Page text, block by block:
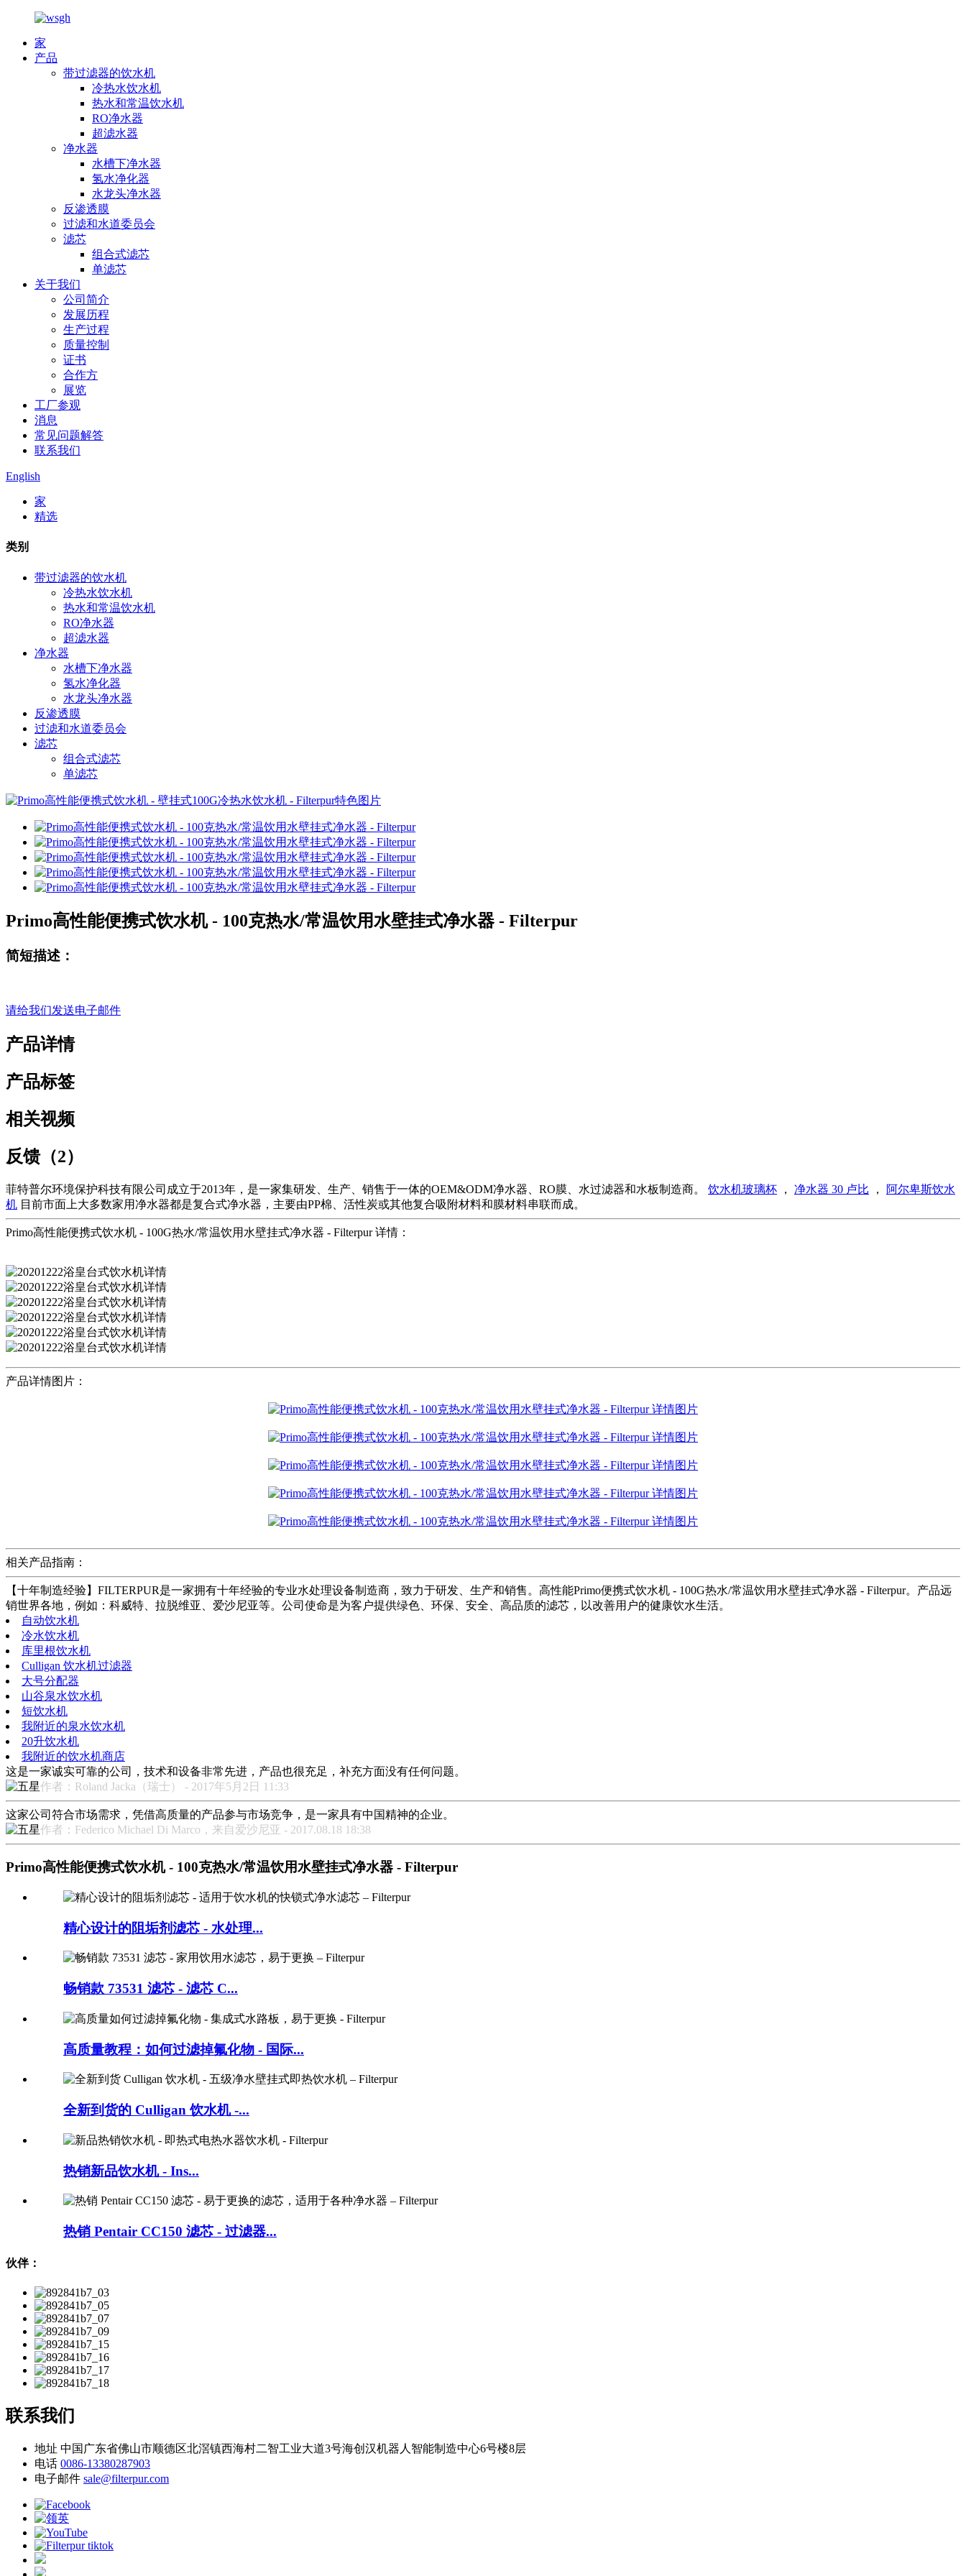
家
产品
带过滤器的饮水机
冷热水饮水机
热水和常温饮水机
RO净水器
超滤水器
净水器
水槽下净水器
氢水净化器
水龙头净水器
反渗透膜
过滤和水道委员会
滤芯
组合式滤芯
单滤芯
关于我们
公司简介
发展历程
生产过程
质量控制
证书
合作方
展览
工厂参观
消息
常见问题解答
联系我们
English
家
精选
类别
带过滤器的饮水机
冷热水饮水机
热水和常温饮水机
RO净水器
超滤水器
净水器
水槽下净水器
氢水净化器
水龙头净水器
反渗透膜
过滤和水道委员会
滤芯
组合式滤芯
单滤芯
Primo高性能便携式饮水机 - 100克热水/常温饮用水壁挂式净水器 - Filterpur
简短描述：
请给我们发送电子邮件
产品详情
产品标签
相关视频
反馈（2）
菲特普尔环境保护科技有限公司成立于2013年，是一家集研发、生产、销售于一体的OEM&ODM净水器、RO膜、水过滤器和水板制造商。 饮水机玻璃杯 ， 净水器 30 卢比 ，
阿尔卑斯饮水
机 目前市面上大多数家用净水器都是复合式净水器，主要由PP棉、活性炭或其他复合吸附材料和膜材料串联而成。
Primo高性能便携式饮水机 - 100G热水/常温饮用水壁挂式净水器 - Filterpur 详情：
产品详情图片：
相关产品指南：
【十年制造经验】FILTERPUR是一家拥有十年经验的专业水处理设备制造商，致力于研发、生产和销售。高性能Primo便携式饮水机 - 100G热水/常温饮用水壁挂式净水器 - Filterpur。产品远
销世界各地，例如：科威特、拉脱维亚、爱沙尼亚等。公司使命是为客户提供绿色、环保、安全、高品质的滤芯，以改善用户的健康饮水生活。
自动饮水机
冷水饮水机
库里根饮水机
Culligan 饮水机过滤器
大号分配器
山谷泉水饮水机
短饮水机
我附近的泉水饮水机
20升饮水机
我附近的饮水机商店
这是一家诚实可靠的公司，技术和设备非常先进，产品也很充足，补充方面没有任何问题。
作者：Roland Jacka（瑞士） - 2017年5月2日 11:33
这家公司符合市场需求，凭借高质量的产品参与市场竞争，是一家具有中国精神的企业。
作者：Federico Michael Di Marco，来自爱沙尼亚 - 2017.08.18 18:38
Primo高性能便携式饮水机 - 100克热水/常温饮用水壁挂式净水器 - Filterpur
精心设计的阻垢剂滤芯 - 水处理...
畅销款 73531 滤芯 - 滤芯 C...
高质量教程：如何过滤掉氟化物 - 国际...
全新到货的 Culligan 饮水机 -...
热销新品饮水机 - Ins...
热销 Pentair CC150 滤芯 - 过滤器...
伙伴：
联系我们
地址 中国广东省佛山市顺德区北滘镇西海村二智工业大道3号海创汉机器人智能制造中心6号楼8层
电话 0086-13380287903
电子邮件 sale@filterpur.com